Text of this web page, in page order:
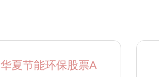
华夏节能环保股票A